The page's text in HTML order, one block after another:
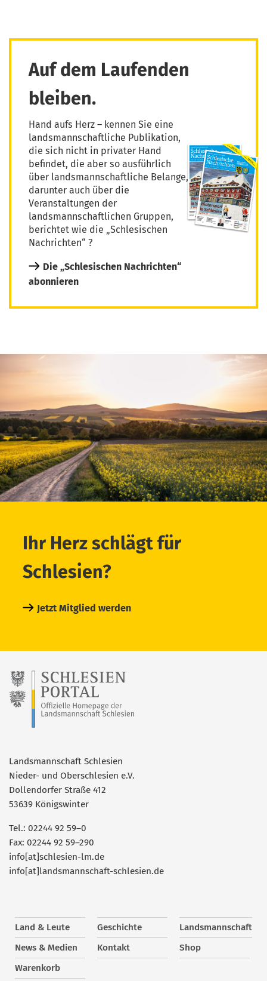
Auf dem Laufenden
bleiben.
Hand aufs Herz – kennen Sie eine
landsmannschaftliche Publikation,
die sich nicht in privater Hand
befindet, die aber so ausführlich
über landsmannschaftliche Belange,
darunter auch über die
Veranstaltungen der
landsmannschaftlichen Gruppen,
berichtet wie die „Schlesischen
Nachrichten“ ?
Die „Schlesischen Nachrichten“
abonnieren
Ihr Herz schlägt für
Schlesien?
Jetzt Mitglied werden
Landsmannschaft Schlesien
Nieder- und Oberschlesien e.V.
Dollendorfer Straße 412
53639 Königswinter
Tel.: 02244 92 59–0
Fax: 02244 92 59–290
info[at]schlesien-lm.de
info[at]landsmannschaft-schlesien.de
Land & Leute Geschichte
Landsmannschaft
News & Medien
Kontakt
Shop
Warenkorb